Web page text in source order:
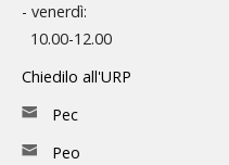
- venerdì:
10.00-12.00
Chiedilo all'URP
Pec
Peo